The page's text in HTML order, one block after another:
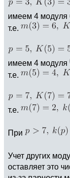
имеем 4 модуля
т.е.
имеем 4 модуля
т.е.
т.е.
При
Учет других
оставляет это